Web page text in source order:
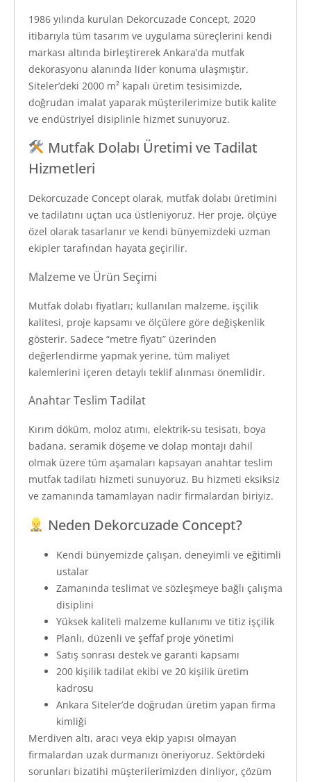
1986 yılında kurulan Dekorcuzade Concept, 2020
itibarıyla tüm tasarım ve uygulama süreçlerini kendi
markası altında birleştirerek Ankara’da mutfak
dekorasyonu alanında lider konuma ulaşmıştır.
Siteler’deki 2000 m² kapalı üretim tesisimizde,
doğrudan imalat yaparak müşterilerimize butik kalite
ve endüstriyel disiplinle hizmet sunuyoruz.
Mutfak Dolabı Üretimi ve Tadilat
Hizmetleri
Dekorcuzade Concept olarak, mutfak dolabı üretimini
ve tadilatını uçtan uca üstleniyoruz. Her proje, ölçüye
özel olarak tasarlanır ve kendi bünyemizdeki uzman
ekipler tarafından hayata geçirilir.
Malzeme ve Ürün Seçimi
Mutfak dolabı fiyatları; kullanılan malzeme, işçilik
kalitesi, proje kapsamı ve ölçülere göre değişkenlik
gösterir. Sadece “metre fiyatı” üzerinden
değerlendirme yapmak yerine, tüm maliyet
kalemlerini içeren detaylı teklif alınması önemlidir.
Anahtar Teslim Tadilat
Kırım döküm, moloz atımı, elektrik-su tesisatı, boya
badana, seramik döşeme ve dolap montajı dahil
olmak üzere tüm aşamaları kapsayan anahtar teslim
mutfak tadilatı hizmeti sunuyoruz. Bu hizmeti eksiksiz
ve zamanında tamamlayan nadir firmalardan biriyiz.
Neden Dekorcuzade Concept?
Kendi bünyemizde çalışan, deneyimli ve eğitimli
ustalar
Zamanında teslimat ve sözleşmeye bağlı çalışma
disiplini
Yüksek kaliteli malzeme kullanımı ve titiz işçilik
Planlı, düzenli ve şeffaf proje yönetimi
Satış sonrası destek ve garanti kapsamı
200 kişilik tadilat ekibi ve 20 kişilik üretim
kadrosu
Ankara Siteler’de doğrudan üretim yapan firma
kimliği
Merdiven altı, aracı veya ekip yapısı olmayan
firmalardan uzak durmanızı öneriyoruz. Sektördeki
sorunları bizatihi müşterilerimizden dinliyor, çözüm